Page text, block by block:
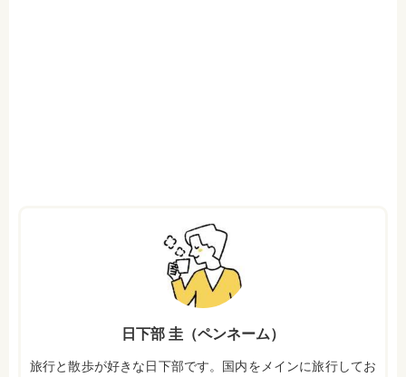
日下部 圭（ペンネーム）
旅行と散歩が好きな日下部です。国内をメインに旅行してお